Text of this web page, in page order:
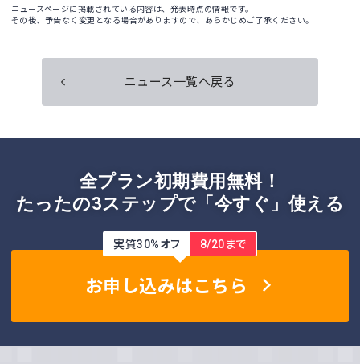
ニュースページに掲載されている内容は、発表時点の情報です。
その後、予告なく変更となる場合がありますので、あらかじめご了承ください。
ニュース一覧へ戻る
全プラン初期費用無料！
たったの3ステップで「今すぐ」使える
実質30%オフ 8/20まで
お申し込みはこちら